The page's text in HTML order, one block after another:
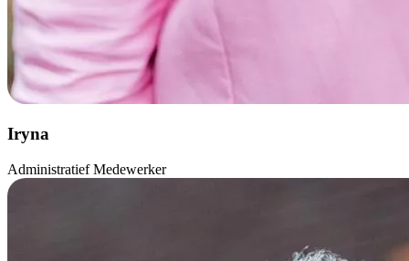
Iryna
Administratief Medewerker